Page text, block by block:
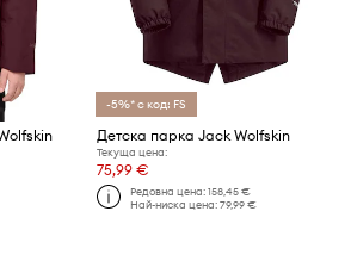
-5%* с код: FS
Детска парка Jack Wolfskin
Текуща цена:
75,99 €
Редовна цена:158,45 €
Най-ниска цена:79,99 €